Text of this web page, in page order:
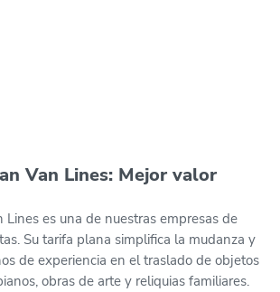
Van Lines: Mejor valor
Lines es una de nuestras empresas de
Su tarifa plana simplifica la mudanza y
de experiencia en el traslado de objetos
obras de arte y reliquias familiares.